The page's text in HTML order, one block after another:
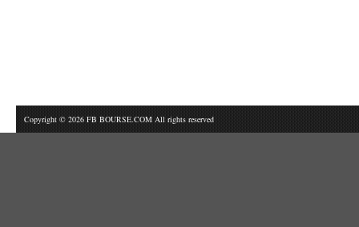
Copyright © 2026 FB BOURSE.COM All rights reserved